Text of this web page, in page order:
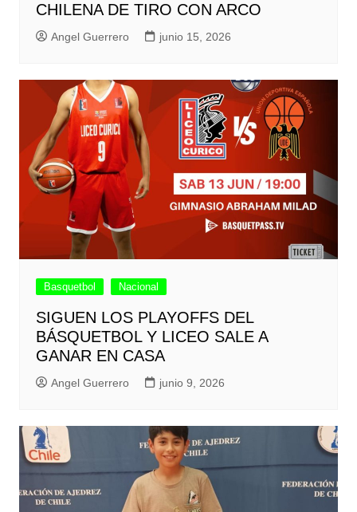
CHILENA DE TIRO CON ARCO
Angel Guerrero junio 15, 2026
Basquetbol Nacional
SIGUEN LOS PLAYOFFS DEL
BÁSQUETBOL Y LICEO SALE A
GANAR EN CASA
Angel Guerrero junio 9, 2026